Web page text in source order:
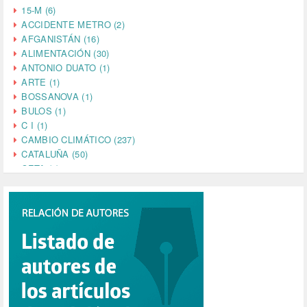
15-M (6)
ACCIDENTE METRO (2)
AFGANISTÁN (16)
ALIMENTACIÓN (30)
ANTONIO DUATO (1)
ARTE (1)
BOSSANOVA (1)
BULOS (1)
C I (1)
CAMBIO CLIMÁTICO (237)
CATALUÑA (50)
CETA (2)
CINE (35)
COMPROMISO (2)
CONFERENCIA (1)
CONSUMO (1)
CORONAVIRUS (155)
CORRUPCIÓN (215)